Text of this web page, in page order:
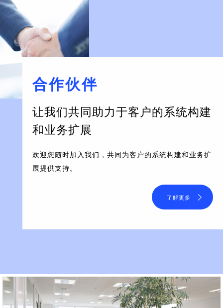
合作伙伴
让我们共同助力于客户的系统构建
和业务扩展
欢迎您随时加入我们，共同为客户的系统构建和业务扩
展提供支持。
了解更多